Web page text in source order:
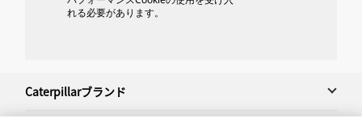
れる必要があります。
Caterpillarブランド